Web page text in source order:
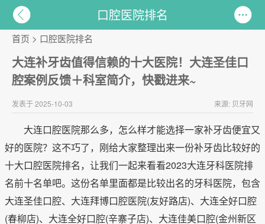
口腔医院排名
首页 > 口腔医院排名
大连补牙齿值得信赖的十大医院！大连圣佳口
腔案例反馈＋科室简介，快戳进来~
发表于 2025-10-03 来源: 贝牙网
大连口腔医院那么多，怎么样才能选择一家补牙齿便宜又
好的医院？这不巧了，刚给大家整理出来一份补牙齿比较好的
十大口腔医院排名，让我们一起来看看2023大连牙科医院排
名前十名单吧。这份名单里面都是比较出名的牙科医院，包含
大连圣佳口腔、大连拜博口腔医院(友好路店)、大连全好口腔
(春柳店)、大连全好口腔(辛寨子店)、大连佳美口腔(金州新区